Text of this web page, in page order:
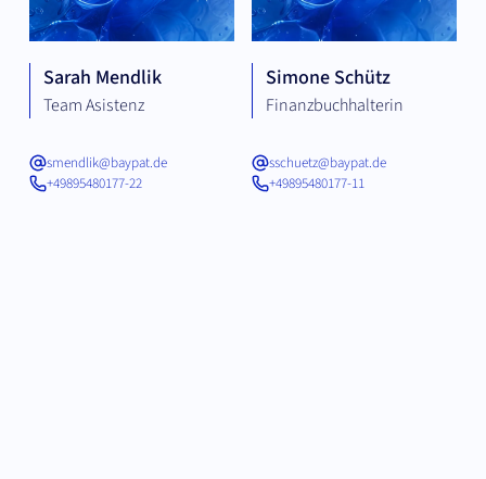
Sarah Mendlik
Team Asistenz
smendlik@baypat.de
+49895480177-22
Simone Schütz
Finanzbuchhalterin
sschuetz@baypat.de
+49895480177-11